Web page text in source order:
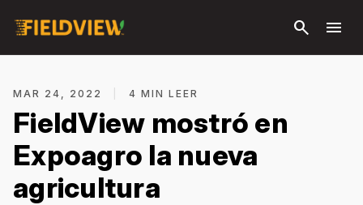
search menu
MAR 24, 2022 4 MIN LEER
FieldView mostró en
Expoagro la nueva
agricultura